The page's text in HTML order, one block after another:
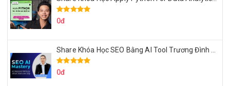
0đ
0đ